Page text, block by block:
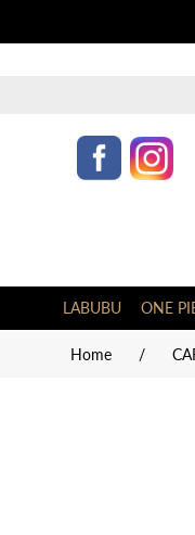
LABUBU ONE
Home /